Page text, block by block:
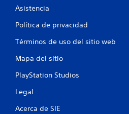
Asistencia
Política de privacidad
Términos de uso del sitio web
Mapa del sitio
PlayStation Studios
Legal
Acerca de SIE